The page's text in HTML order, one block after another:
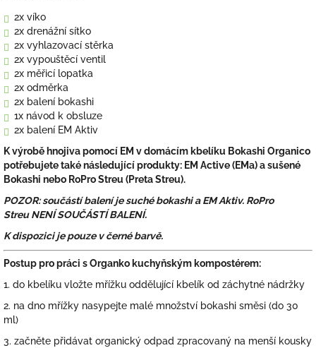
2x víko
2x drenážní sítko
2x vyhlazovací stěrka
2x vypouštěcí ventil
2x měřicí lopatka
2x odměrka
2x balení bokashi
1x návod k obsluze
2x balení EM Aktiv
K výrobě hnojiva pomocí EM v domácím kbelíku Bokashi Organico
potřebujete také následující produkty: EM Active (EMa) a sušené
Bokashi nebo RoPro Streu (Preta Streu).
POZOR: součástí balení je suché bokashi a EM Aktiv. RoPro
Streu NENÍ SOUČÁSTÍ BALENÍ.
K dispozici je pouze v černé barvě.
Postup pro práci s Organko kuchyňským kompostérem:
1. do kbelíku vložte mřížku oddělující kbelík od záchytné nádržky
2. na dno mřížky nasypejte malé množství bokashi směsi (do 30
ml)
3. začněte přidávat organický odpad zpracovaný na menší kousky